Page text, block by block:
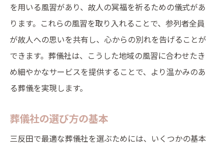
おすすめの葬儀社リスト
各葬儀社のサービス内容
利用者の体験談を参考に
三反田の葬儀社ガイド信頼できるサービスを選
信頼できる葬儀社の見極め方
地域に根ざしたサービスの重要性
を用いる風習があり、故人の冥福を祈るための儀式があ
ります。これらの風習を取り入れることで、参列者全員
が故人への思いを共有し、心からの別れを告げることが
できます。葬儀社は、こうした地域の風習に合わせたき
め細やかなサービスを提供することで、より温かみのあ
る葬儀を実現します。
葬儀社の選び方の基本
三反田で最適な葬儀社を選ぶためには、いくつかの基本